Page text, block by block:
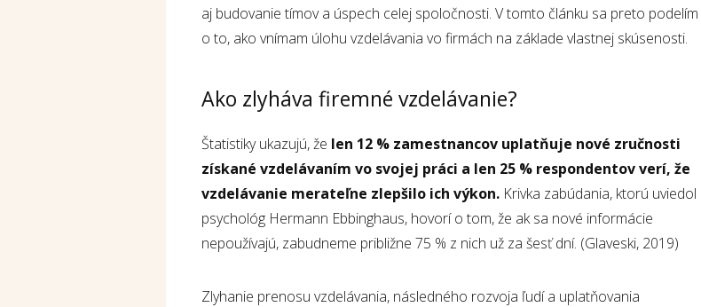
aj budovanie tímov a úspech celej spoločnosti. V tomto článku sa preto podelím
o to, ako vnímam úlohu vzdelávania vo firmách na základe vlastnej skúsenosti.
Ako zlyháva firemné vzdelávanie?
Štatistiky ukazujú, že len 12 % zamestnancov uplatňuje nové zručnosti
získané vzdelávaním vo svojej práci a len 25 % respondentov verí, že
vzdelávanie merateľne zlepšilo ich výkon. Krivka zabúdania, ktorú uviedol
psychológ Hermann Ebbinghaus, hovorí o tom, že ak sa nové informácie
nepoužívajú, zabudneme približne 75 % z nich už za šesť dní. (Glaveski, 2019)
Zlyhanie prenosu vzdelávania, následného rozvoja ľudí a uplatňovania